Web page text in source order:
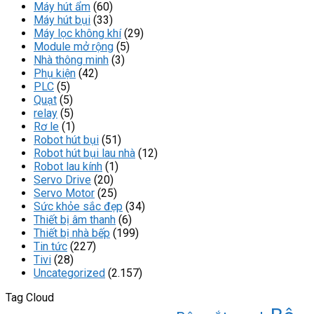
Máy hút ẩm (60)
Máy hút bụi (33)
Máy lọc không khí(29)
Module mở rộng (5)
Nhà thông minh (3)
Phụ kiện (42)
PLC (5)
Quạt (5)
relay (5)
Rơ le (1)
Robot hút bụi (51)
Robot hút bụi lau nhà (12)
Robot lau kính (1)
Servo Drive (20)
Servo Motor (25)
Sức khỏe sắc đẹp (34)
Thiết bị âm thanh (6)
Thiết bị nhà bếp (199)
Tin tức (227)
Tivi (28)
Uncategorized (2.157)
Tag Cloud